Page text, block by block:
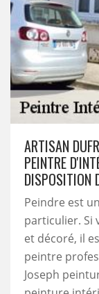
ARTISAN
PEINTRE
DISPOSITION
Peindre est
particulier. Si
et décoré, il
peintre
Joseph